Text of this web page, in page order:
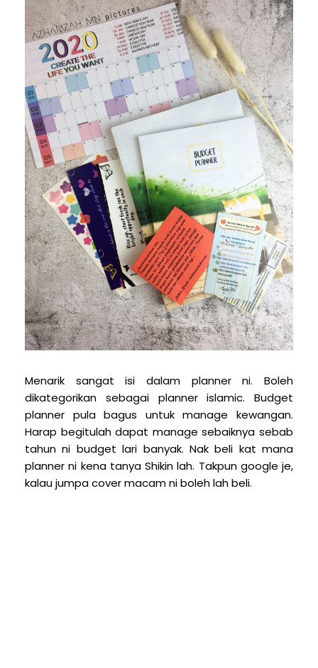
Menarik sangat isi dalam planner ni. Boleh
dikategorikan sebagai planner islamic. Budget
planner pula bagus untuk manage kewangan.
Harap begitulah dapat manage sebaiknya sebab
tahun ni budget lari banyak. Nak beli kat mana
planner ni kena tanya Shikin lah. Takpun google je,
kalau jumpa cover macam ni boleh lah beli.